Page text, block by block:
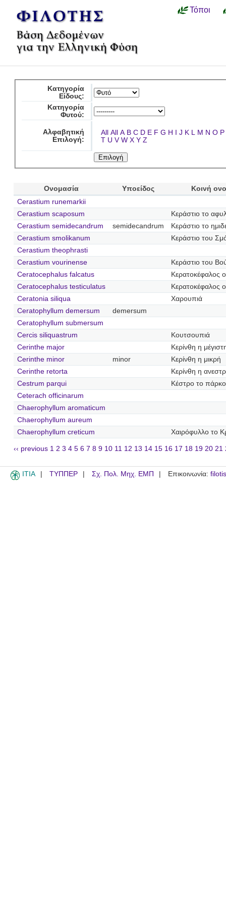
Τόποι
Κατηγορία
Είδους:
Κατηγορία
Φυτού:
Αλφαβητική
Επιλογή:
All All A B C D E F G H I J K L M N O P
T U V W X Y Z
Ονομασία Υποείδος
Κοινή
Cerastium runemarkii
Cerastium scaposum
Κεράστιο το
Cerastium semidecandrum
semidecandrum
Κεράστιο το
Cerastium smolikanum
Κεράστιο του
Cerastium theophrasti
Cerastium vourinense
Κεράστιο του
Ceratocephalus falcatus
Κερατοκέφαλος
Ceratocephalus testiculatus
Κερατοκέφαλος
Ceratonia siliqua
Χαρουπιά
Ceratophyllum demersum
demersum
Ceratophyllum submersum
Cercis siliquastrum
Κουτσουπιά
Cerinthe major
Κερίνθη η
Cerinthe minor
minor
Κερίνθη η μικρή
Cerinthe retorta
Κερίνθη η
Cestrum parqui
Κέστρο το
Ceterach officinarum
Chaerophyllum aromaticum
Chaerophyllum aureum
Chaerophyllum creticum
Χαιρόφυλλο το
‹‹ previous 1 2 3 4 5 6 7 8 9 10 11 12 13 14 15 16 17 18 19 20 21
ITIA ΤΥΠΠΕΡ Σχ. Πολ. Μηχ. ΕΜΠ Επικοινωνία: